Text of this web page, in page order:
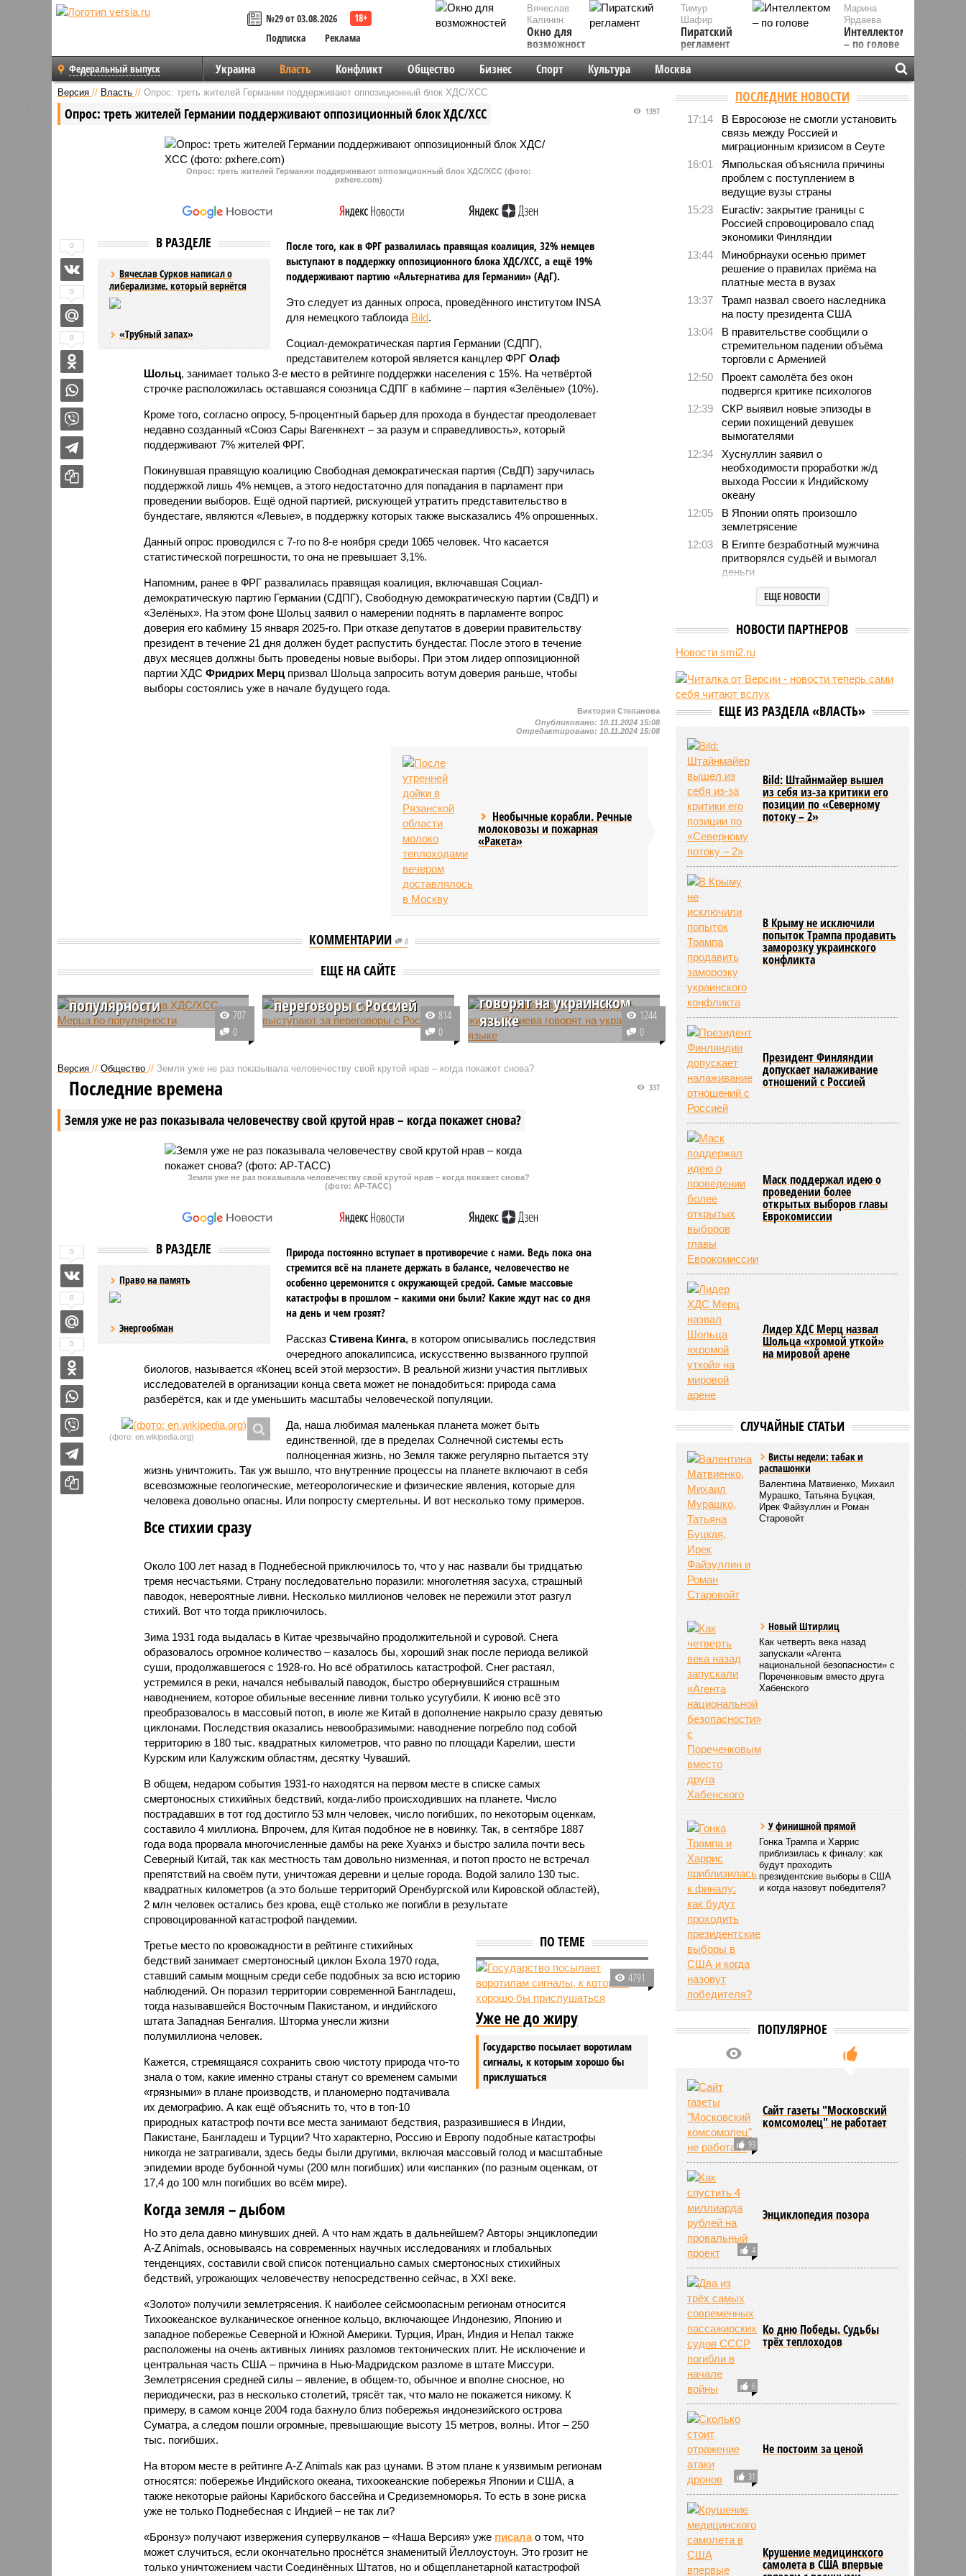
№29 от 03.08.2026
Подписка
Реклама
Вячеслав
Калинин
Окно для
возможностей
Марина
Ярдаева
Интеллектом
– по голове
Тимур
Шафир
Пиратский
регламент
Федеральный выпуск Украина Власть Конфликт Общество Бизнес Спорт Культура Москва
Версия // Власть // Опрос: треть жителей Германии поддерживают оппозиционный блок ХДС/ХСС
Опрос: треть жителей Германии поддерживают оппозиционный блок ХДС/ХСС 1397
Опрос: треть жителей Германии поддерживают оппозиционный блок ХДС/ХСС (фото:
pxhere.com)
В РАЗДЕЛЕ
Вячеслав Сурков написал о
либерализме, который вернётся
«Трубный запах»
После того, как в ФРГ развалилась правящая коалиция, 32% немцев
выступают в поддержку оппозиционного блока ХДС/ХСС, а ещё 19%
поддерживают партию «Альтернатива для Германии» (АдГ).
Это следует из данных опроса, проведённого институтом INSA
для немецкого таблоида Bild.
Социал-демократическая партия Германии (СДПГ),
представителем которой является канцлер ФРГ Олаф
Шольц, занимает только 3-е место в рейтинге поддержки населения с 15%. На четвёртой
строчке расположилась оставшаяся союзница СДПГ в кабмине – партия «Зелёные» (10%).
Кроме того, согласно опросу, 5-процентный барьер для прохода в бундестаг преодолевает
недавно созданный «Союз Сары Вагенкнехт – за разум и справедливость», который
поддерживают 7% жителей ФРГ.
Покинувшая правящую коалицию Свободная демократическая партия (СвДП) заручилась
поддержкой лишь 4% немцев, а этого недостаточно для попадания в парламент при
проведении выборов. Ещё одной партией, рискующей утратить представительство в
бундестаге, являются «Левые», в поддержку которых также высказались 4% опрошенных.
Данный опрос проводился с 7-го по 8-е ноября среди 1065 человек. Что касается
статистической погрешности, то она не превышает 3,1%.
Напомним, ранее в ФРГ развалилась правящая коалиция, включавшая Социал-
демократическую партию Германии (СДПГ), Свободную демократическую партии (СвДП) и
«Зелёных». На этом фоне Шольц заявил о намерении поднять в парламенте вопрос
доверия его кабмину 15 января 2025-го. При отказе депутатов в доверии правительству
президент в течение 21 дня должен будет распустить бундестаг. После этого в течение
двух месяцев должны быть проведены новые выборы. При этом лидер оппозиционной
партии ХДС Фридрих Мерцпризвал Шольца запросить вотум доверия раньше, чтобы
выборы состоялись уже в начале будущего года.
0
0
0
Виктория Степанова
Опубликовано: 10.11.2024 15:08
Отредактировано: 10.11.2024 15:08
Необычные корабли. Речные
молоковозы и пожарная
«Ракета»
КОММЕНТАРИИ 0
ЕЩЕ НА САЙТЕ
Опрос: АдГ обошла ХДС/
популярности
Согласно данным проведённого в
Германии опроса, АдГ обходит
страны Фридриха Мерца на
восемь процентных пунктов по
популярности и получает 29
процентов.
707
0
Опрос: две трети
переговоры с Россией
Свежий социологический опрос,
продемонстрировал наличие
переговоров с РФ.
814
0
Опрос показал, что лишь
говорят на украинском
языке
Результаты опроса,
«Киев цифровой», наглядно
жителей украинской столицы не
качестве единственного
1244
0
Версия // Общество // Земля уже не раз показывала человечеству свой крутой нрав – когда покажет снова?
Земля уже не раз показывала человечеству свой крутой нрав – когда покажет снова?
337
Последние времена
Земля уже не раз показывала человечеству свой крутой нрав – когда покажет снова?
(фото: АР-ТАСС)
В РАЗДЕЛЕ
Право на память
Энергообман
Природа постоянно вступает в противоречие с нами. Ведь пока она
стремится всё на планете держать в балансе, человечество не
особенно церемонится с окружающей средой. Самые массовые
катастрофы в прошлом – какими они были? Какие ждут нас со дня
на день и чем грозят?
Рассказ Стивена Кинга, в котором описывались последствия
очередного апокалипсиса, искусственно вызванного группой
биологов, называется «Конец всей этой мерзости». В реальной жизни участия пытливых
исследователей в организации конца света может не понадобиться: природа сама
разберётся, как и где уменьшить масштабы человеческой популяции.
(фото: en.wikipedia.org)
Да, наша любимая маленькая планета может быть
единственной, где в пределах Солнечной системы есть
полноценная жизнь, но Земля также регулярно пытается эту
жизнь уничтожить. Так уж вышло, что внутренние процессы на планете включают в себя
всевозможные геологические, метеорологические и физические явления, которые для
человека довольно опасны. Или попросту смертельны. И вот несколько тому примеров.
Все стихии сразу
Около 100 лет назад в Поднебесной приключилось то, что у нас назвали бы тридцатью
тремя несчастьями. Страну последовательно поразили: многолетняя засуха, страшный
паводок, невероятные ливни. Несколько миллионов человек не пережили этот разгул
стихий. Вот что тогда приключилось.
Зима 1931 года выдалась в Китае чрезвычайно продолжительной и суровой. Снега
образовалось огромное количество – казалось бы, хороший знак после периода великой
суши, продолжавшегося с 1928-го. Но всё обратилось катастрофой. Снег растаял,
устремился в реки, начался небывалый паводок, быстро обернувшийся страшным
наводнением, которое обильные весенние ливни только усугубили. К июню всё это
преобразовалось в массовый потоп, в июле же Китай в дополнение накрыло сразу девятью
циклонами. Последствия оказались невообразимыми: наводнение погребло под собой
территорию в 180 тыс. квадратных километров, что равно по площади Карелии, шести
Курским или Калужским областям, десятку Чуваший.
В общем, недаром события 1931-го находятся на первом месте в списке самых
смертоносных стихийных бедствий, когда-либо происходивших на планете. Число
пострадавших в тот год достигло 53 млн человек, число погибших, по некоторым оценкам,
составило 4 миллиона. Впрочем, для Китая подобное не в новинку. Так, в сентябре 1887
года вода прорвала многочисленные дамбы на реке Хуанхэ и быстро залила почти весь
Северный Китай, так как местность там довольно низменная, и потоп просто не встречал
препятствий на своём пути, уничтожая деревни и целые города. Водой залило 130 тыс.
квадратных километров (а это больше территорий Оренбургской или Кировской областей),
2 млн человек остались без крова, ещё столько же погибли в результате
спровоцированной катастрофой пандемии.
ПО ТЕМЕ
4791
Уже не до жиру
Государство посылает воротилам
сигналы, к которым хорошо бы
прислушаться
Третье место по кровожадности в рейтинге стихийных
бедствий занимает смертоносный циклон Бхола 1970 года,
ставший самым мощным среди себе подобных за всю историю
наблюдений. Он поразил территории современной Бангладеш,
тогда называвшейся Восточным Пакистаном, и индийского
штата Западная Бенгалия. Шторма унесли жизни
полумиллиона человек.
Кажется, стремящаяся сохранить свою чистоту природа что-то
знала о том, какие именно страны станут со временем самыми
«грязными» в плане производств, и планомерно подтачивала
их демографию. А как ещё объяснить то, что в топ-10
природных катастроф почти все места занимают бедствия, разразившиеся в Индии,
Пакистане, Бангладеш и Турции? Что характерно, Россию и Европу подобные катастрофы
никогда не затрагивали, здесь беды были другими, включая массовый голод и масштабные
эпидемии вроде бубонной чумы (200 млн погибших) или «испанки» (по разным оценкам, от
17,4 до 100 млн погибших во всём мире).
Когда земля – дыбом
Но это дела давно минувших дней. А что нам ждать в дальнейшем? Авторы энциклопедии
A-Z Animals, основываясь на современных научных исследованиях и глобальных
тенденциях, составили свой список потенциально самых смертоносных стихийных
бедствий, угрожающих человечеству непосредственно сейчас, в XXI веке.
«Золото» получили землетрясения. К наиболее сейсмоопасным регионам относится
Тихоокеанское вулканическое огненное кольцо, включающее Индонезию, Японию и
западное побережье Северной и Южной Америки. Турция, Иран, Индия и Непал также
расположены на очень активных линиях разломов тектонических плит. Не исключение и
центральная часть США – причина в Нью-Мадридском разломе в штате Миссури.
Землетрясения средней силы – явление, в общем-то, обычное и вполне сносное, но
периодически, раз в несколько столетий, трясёт так, что мало не покажется никому. К
примеру, в самом конце 2004 года бахнуло близ побережья индонезийского острова
Суматра, а следом пошли огромные, превышающие высоту 15 метров, волны. Итог – 250
тыс. погибших.
На втором месте в рейтинге A-Z Animals как раз цунами. В этом плане к уязвимым регионам
относятся: побережье Индийского океана, тихо­океанские побережья Японии и США, а
также некоторые районы Карибского бассейна и Средиземноморья. То есть в зоне риска
уже не только Поднебесная с Индией – не так ли?
«Бронзу» получают извержения супервулканов – «Наша Версия» уже писалао том, что
может случиться, если окончательно проснётся знаменитый Йеллоустоун. Это грозит не
только уничтожением части Соединённых Штатов, но и общепланетарной катастрофой
0
0
0
ПОСЛЕДНИЕ НОВОСТИ
17:14
В Евросоюзе не смогли установить
связь между Россией и
миграционным кризисом в Сеуте
16:01
Ямпольская объяснила причины
проблем с поступлением в
ведущие вузы страны
15:23
Euractiv: закрытие границы с
Россией спровоцировало спад
экономики Финляндии
13:44
Минобрнауки осенью примет
решение о правилах приёма на
платные места в вузах
13:37
Трамп назвал своего наследника
на посту президента США
13:04
В правительстве сообщили о
стремительном падении объёма
торговли с Арменией
12:50
Проект самолёта без окон
подвергся критике психологов
12:39
СКР выявил новые эпизоды в
серии похищений девушек
вымогателями
12:34
Хуснуллин заявил о
необходимости проработки ж/д
выхода России к Индийскому
океану
12:05
В Японии опять произошло
землетрясение
12:03
В Египте безработный мужчина
притворялся судьёй и вымогал
деньги
Учёные назвали неожиданный
способ снизить риск развития
11:39
В европейских аэропортах
отключили систему биометрии на
11:14
Люксембург обвинил Евросоюз во
взятии «в заложники» Шенгена
11:04
Генконсульство Испании
ЕЩЕ НОВОСТИ
НОВОСТИ ПАРТНЕРОВ
Новости smi2.ru
ЕЩЕ ИЗ РАЗДЕЛА «ВЛАСТЬ»
Bild: Штайнмайер вышел
из себя из-за критики его
позиции по «Северному
потоку – 2»
В Крыму не исключили
попыток Трампа продавить
заморозку украинского
конфликта
Президент Финляндии
допускает налаживание
отношений с Россией
Маск поддержал идею о
проведении более
открытых выборов главы
Еврокомиссии
Лидер ХДС Мерц назвал
Шольца «хромой уткой»
на мировой арене
СЛУЧАЙНЫЕ СТАТЬИ
Висты недели: табак и
распашонки
Валентина Матвиенко, Михаил
Мурашко, Татьяна Буцкая,
Ирек Файзуллин и Роман
Старовойт
Новый Штирлиц
Как четверть века назад
запускали «Агента
национальной безопасности» с
Пореченковым вместо друга
Хабенского
У финишной прямой
Гонка Трампа и Харрис
приблизилась к финалу: как
будут проходить
президентские выборы в США
и когда назовут победителя?
ПОПУЛЯРНОЕ
93
Сайт газеты "Московский
комсомолец" не работает
4
Энциклопедия позора
6
Ко дню Победы. Судьбы
трёх теплоходов
31
Не постоим за ценой
Крушение медицинского
самолета в США впервые